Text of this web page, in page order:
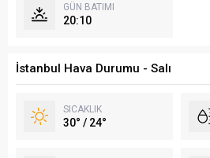
GÜN BATIMI
20:10
İstanbul Hava Durumu - Salı
SICAKLIK
30° / 24°